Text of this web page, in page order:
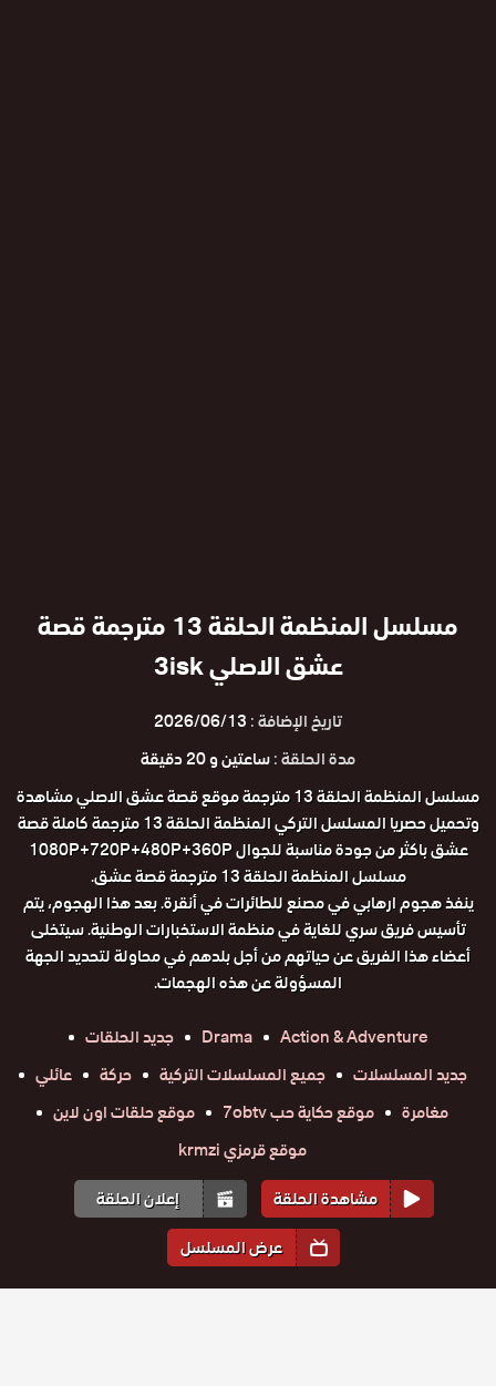
مسلسل المنظمة الحلقة 13 مترجمة قصة
عشق الاصلي 3isk
تاريخ الإضافة :2026/06/13
مدة الحلقة :ساعتين و 20 دقيقة
مسلسل المنظمة الحلقة 13 مترجمة موقع قصة عشق الاصلي مشاهدة
وتحميل حصريا المسلسل التركي المنظمة الحلقة 13 مترجمة كاملة قصة
عشق باكثر من جودة مناسبة للجوال 1080P+720P+480P+360P
مسلسل المنظمة الحلقة 13 مترجمة قصة عشق.
ينفذ هجوم ارهابي في مصنع للطائرات في أنقرة. بعد هذا الهجوم، يتم
تأسيس فريق سري للغاية في منظمة الاستخبارات الوطنية. سيتخلى
أعضاء هذا الفريق عن حياتهم من أجل بلدهم في محاولة لتحديد الجهة
المسؤولة عن هذه الهجمات.
Action & Adventure
Drama
جديد الحلقات
جديد المسلسلات
جميع المسلسلات التركية حركة
عائلي
مغامرة
موقع حكاية حب 7obtv
موقع حلقات اون لاين
موقع قرمزي krmzi
مشاهدة الحلقة
إعلان الحلقة
عرض المسلسل